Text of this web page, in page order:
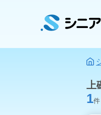
上
1件